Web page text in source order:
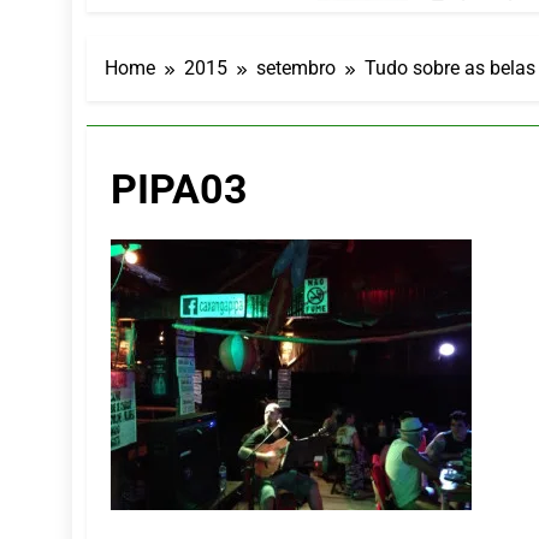
Turismo
Hotel
Executivo
Azul
Home 2015 setembro Tudo sobre as
PIPA03